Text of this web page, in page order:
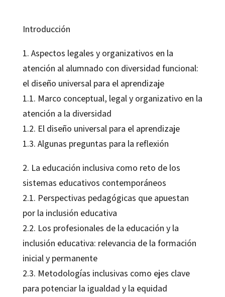
Introducción
1. Aspectos legales y organizativos en la
atención al alumnado con diversidad funcional:
el diseño universal para el aprendizaje
1.1. Marco conceptual, legal y organizativo en la
atención a la diversidad
1.2. El diseño universal para el aprendizaje
1.3. Algunas preguntas para la reflexión
2. La educación inclusiva como reto de los
sistemas educativos contemporáneos
2.1. Perspectivas pedagógicas que apuestan
por la inclusión educativa
2.2. Los profesionales de la educación y la
inclusión educativa: relevancia de la formación
inicial y permanente
2.3. Metodologías inclusivas como ejes clave
para potenciar la igualdad y la equidad